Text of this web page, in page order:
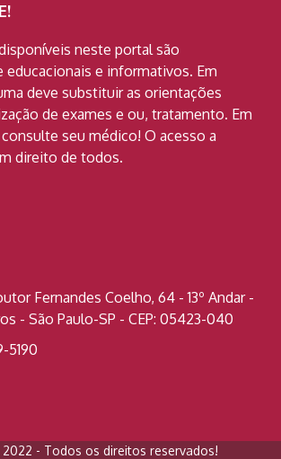
neste portal são
educacionais e informativos. Em
deve substituir as orientações
de exames e ou, tratamento. Em
seu médico! O acesso a
direito de todos.
Fernandes Coelho, 64 - 13º Andar -
- São Paulo-SP - CEP: 05423-040
5190
- Todos os direitos reservados!